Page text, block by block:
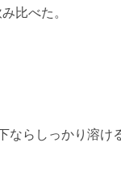
比べた。
ならしっかり溶け